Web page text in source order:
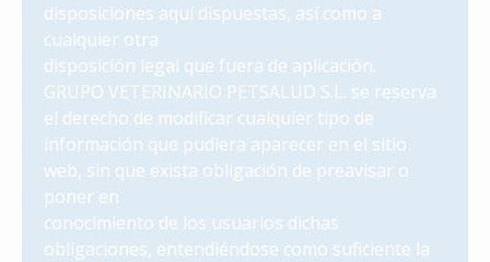
disposiciones aquí dispuestas, así como a
cualquier otra
disposición legal que fuera de aplicación.
GRUPO VETERINARIO PETSALUD S.L. se reserva
el derecho de modificar cualquier tipo de
información que pudiera aparecer en el sitio
web, sin que exista obligación de preavisar o
poner en
conocimiento de los usuarios dichas
obligaciones, entendiéndose como suficiente la